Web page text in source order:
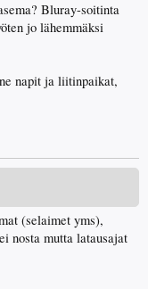
Bluray-soitinta
jo lähemmäksi
napit ja liitinpaikat,
(selaimet yms),
nosta mutta latausajat